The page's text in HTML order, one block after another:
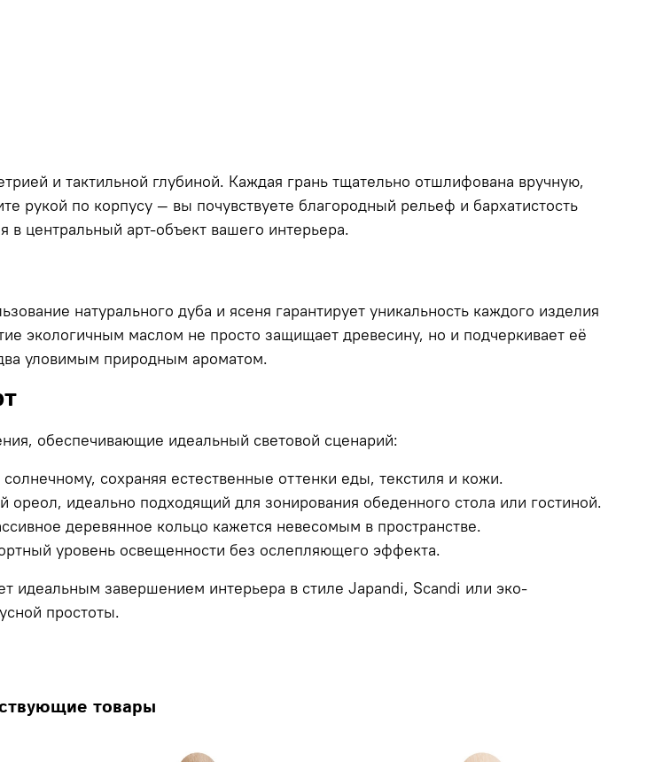
и тактильной глубиной. Каждая грань тщательно отшлифована вручную,
рукой по корпусу — вы почувствуете благородный рельеф и бархатистость
центральный арт-объект вашего интерьера.
натурального дуба и ясеня гарантирует уникальность каждого изделия
экологичным маслом не просто защищает древесину, но и подчеркивает её
уловимым природным ароматом.
обеспечивающие идеальный световой сценарий:
сохраняя естественные оттенки еды, текстиля и кожи.
ореол, идеально подходящий для зонирования обеденного стола или гостиной.
деревянное кольцо кажется невесомым в пространстве.
уровень освещенности без ослепляющего эффекта.
идеальным завершением интерьера в стиле Japandi, Scandi или эко-
простоты.
товары